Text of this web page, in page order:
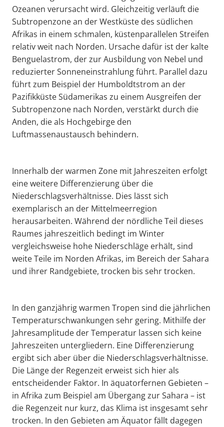
Ozeanen verursacht wird. Gleichzeitig verläuft die
Subtropenzone an der Westküste des südlichen
Afrikas in einem schmalen, küstenparallelen Streifen
relativ weit nach Norden. Ursache dafür ist der kalte
Benguelastrom, der zur Ausbildung von Nebel und
reduzierter Sonneneinstrahlung führt. Parallel dazu
führt zum Beispiel der Humboldtstrom an der
Pazifikküste Südamerikas zu einem Ausgreifen der
Subtropenzone nach Norden, verstärkt durch die
Anden, die als Hochgebirge den
Luftmassenaustausch behindern.
Innerhalb der warmen Zone mit Jahreszeiten erfolgt
eine weitere Differenzierung über die
Niederschlagsverhältnisse. Dies lässt sich
exemplarisch an der Mittelmeerregion
herausarbeiten. Während der nördliche Teil dieses
Raumes jahreszeitlich bedingt im Winter
vergleichsweise hohe Niederschläge erhält, sind
weite Teile im Norden Afrikas, im Bereich der Sahara
und ihrer Randgebiete, trocken bis sehr trocken.
In den ganzjährig warmen Tropen sind die jährlichen
Temperaturschwankungen sehr gering. Mithilfe der
Jahresamplitude der Temperatur lassen sich keine
Jahreszeiten untergliedern. Eine Differenzierung
ergibt sich aber über die Niederschlagsverhältnisse.
Die Länge der Regenzeit erweist sich hier als
entscheidender Faktor. In äquatorfernen Gebieten –
in Afrika zum Beispiel am Übergang zur Sahara – ist
die Regenzeit nur kurz, das Klima ist insgesamt sehr
trocken. In den Gebieten am Äquator fällt dagegen